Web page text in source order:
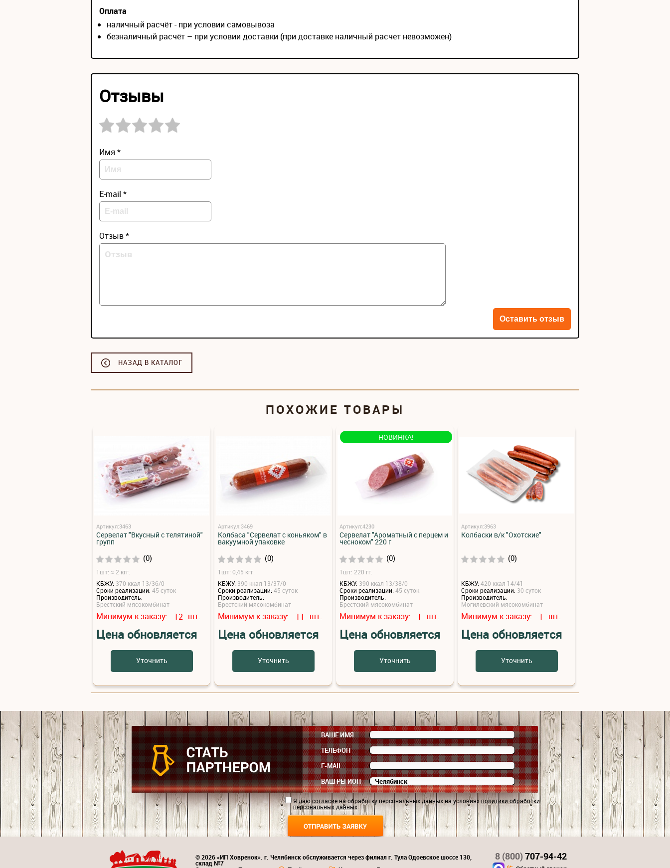
Оплата
наличный расчёт - при условии самовывоза
безналичный расчёт – при условии доставки (при доставке наличный расчет невозможен)
Отзывы
Имя *
E-mail *
Отзыв *
НАЗАД В КАТАЛОГ
ПОХОЖИЕ ТОВАРЫ
Артикул:3463
Сервелат "Вкусный с телятиной"
групп
(0)
1шт: ≈ 2 кгг.
КБЖУ: 370 ккал 13/36/0
Сроки реализации:45 суток
Производитель:
Брестский мясокомбинат
Минимум к заказу: 12 шт.
Цена обновляется
Уточнить
Артикул:3469
Колбаса "Сервелат с коньяком" в
вакуумной упаковке
(0)
1шт: 0,45 кгг.
КБЖУ: 390 ккал 13/37/0
Сроки реализации:45 суток
Производитель:
Брестский мясокомбинат
Минимум к заказу: 11 шт.
Цена обновляется
Уточнить
НОВИНКА!
Артикул:4230
Сервелат "Ароматный с перцем и
чесноком" 220 г
(0)
1шт: 220 гг.
КБЖУ: 390 ккал 13/38/0
Сроки реализации:45 суток
Производитель:
Брестский мясокомбинат
Минимум к заказу: 1 шт.
Цена обновляется
Уточнить
Артикул:3963
Колбаски в/к "Охотские"
(0)
КБЖУ:420 ккал 14/41
Сроки реализации: 30 суток
Производитель:
Могилевский мясокомбинат
Минимум к заказу: 1 шт.
Цена обновляется
Уточнить
ВАШЕ ИМЯ
ТЕЛЕФОН
E-MAIL
ВАШ РЕГИОН
Я даюсогласиена обработку персональных данных на условияхполитики обработки
персональных данных.
© 2026 «ИП Ховренок». г. Челябинск обслуживается через филиал г. Тула Одоевское шоссе 130,
склад №7
8 (800)707-94-42